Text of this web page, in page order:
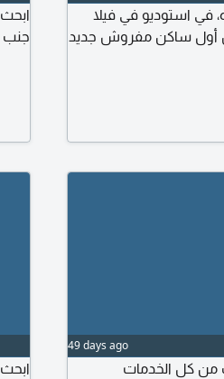
جنب
استوديو في فيلا
أول ساكن مفروش جديد
49 days ago
كل الخدمات